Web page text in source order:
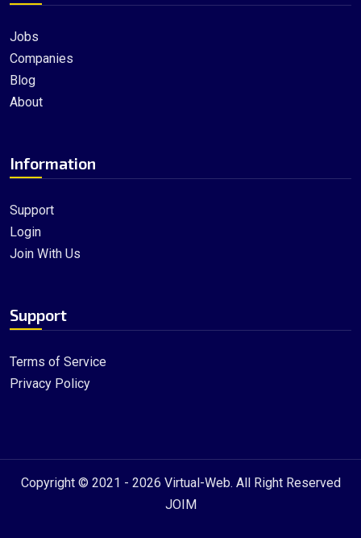
Jobs
Companies
Blog
About
Information
Support
Login
Join With Us
Support
Terms of Service
Privacy Policy
Copyright © 2021 - 2026 Virtual-Web. All Right Reserved
JOIM